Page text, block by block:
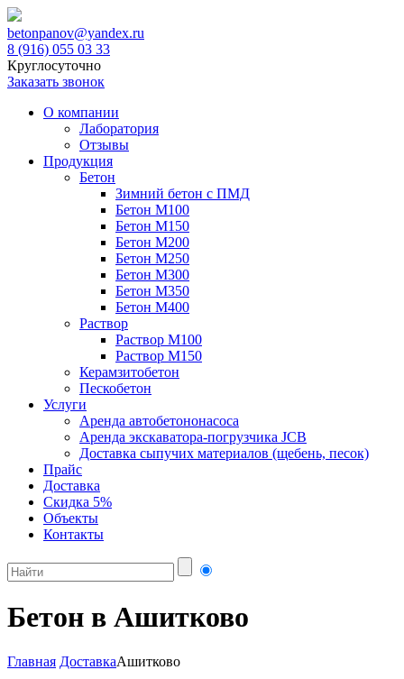
betonpanov@yandex.ru
8 (916) 055 03 33
Круглосуточно
Заказать звонок
О компании
Лаборатория
Отзывы
Продукция
Бетон
Зимний бетон с ПМД
Бетон М100
Бетон М150
Бетон М200
Бетон М250
Бетон М300
Бетон М350
Бетон М400
Раствор
Раствор М100
Раствор М150
Керамзитобетон
Пескобетон
Услуги
Аренда автобетононасоса
Аренда экскаватора-погрузчика JCB
Доставка сыпучих материалов (щебень, песок)
Прайс
Доставка
Скидка 5%
Объекты
Контакты
Бетон в Ашитково
Главная ДоставкаАшитково